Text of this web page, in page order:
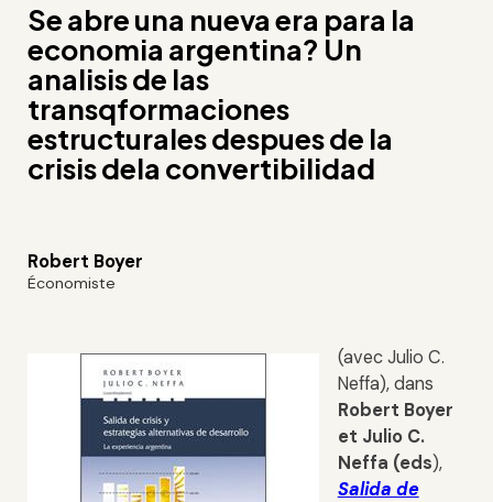
Se abre una nueva era para la
economia argentina? Un
analisis de las
transqformaciones
estructurales despues de la
crisis dela convertibilidad
Robert Boyer
Économiste
(avec Julio C.
Neffa), dans
Robert Boyer
et Julio C.
Neffa (eds),
Salida de